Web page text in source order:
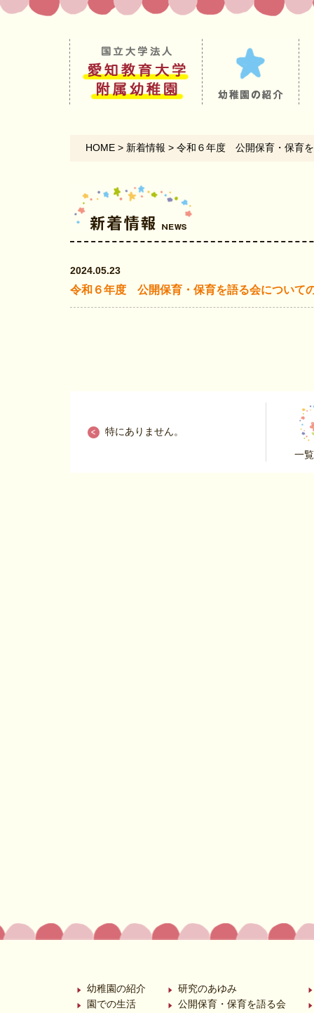
HOME > 新着情報 > 令和６年度 公開保育・保育
2024.05.23
令和６年度 公開保育・保育を語る会について
特にありません。
一
幼稚園の紹介
園での生活
研究のあゆみ
公開保育・保育を語る会